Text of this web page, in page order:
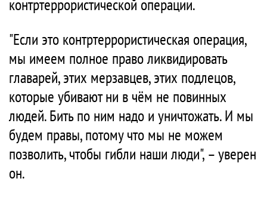
контртеррористической операции.
"Если это контртеррористическая операция,
мы имеем полное право ликвидировать
главарей, этих мерзавцев, этих подлецов,
которые убивают ни в чём не повинных
людей. Бить по ним надо и уничтожать. И мы
будем правы, потому что мы не можем
позволить, чтобы гибли наши люди", – уверен
он.